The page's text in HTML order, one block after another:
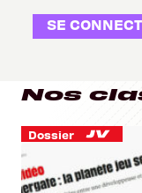
SE
Nos
Dossier